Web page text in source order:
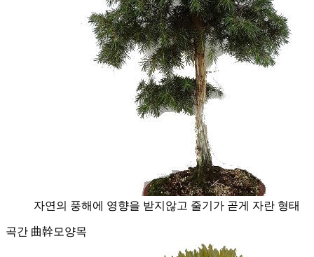
자연의 풍해에 영향을 받지않고 줄기가 곧게 자란 형태
곡간 曲幹모양목